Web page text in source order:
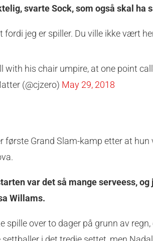
svarte Sock, som også skal ha
jeg er spiller. Du ville ikke vært
with his chair umpire, at one point
(@cjzero) May 29, 2018
første Grand Slam-kamp etter at
var det så mange serveess,
Willams.
spille over to dager på grunn av